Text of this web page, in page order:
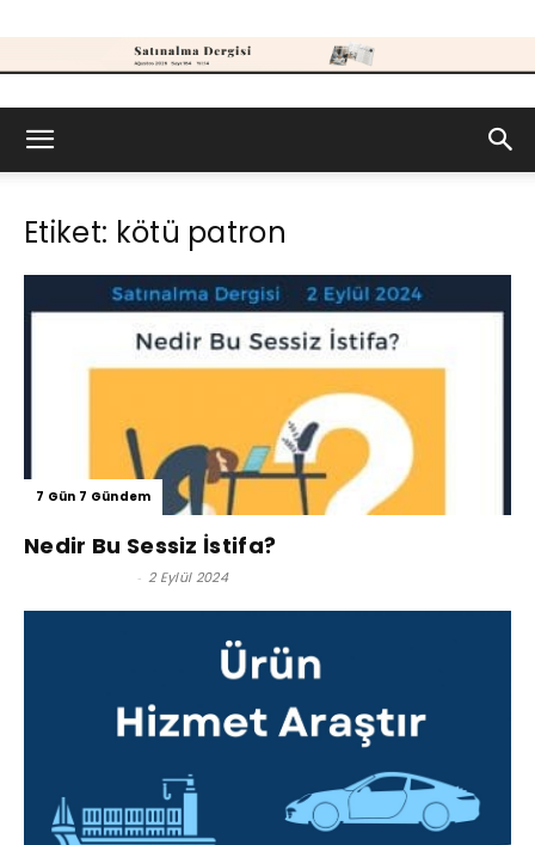
Dergisi
Etiket: kötü patron
7 Gün 7 Gündem
Nedir Bu Sessiz İstifa?
- 2 Eylül 2024